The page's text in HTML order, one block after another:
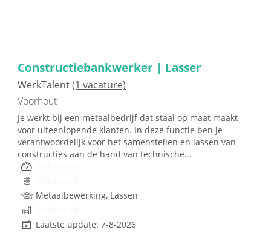
Constructiebankwerker | Lasser
WerkTalent(1 vacature)
Voorhout
Je werkt bij een metaalbedrijf dat staal op maat maakt
voor uiteenlopende klanten. In deze functie ben je
verantwoordelijk voor het samenstellen en lassen van
constructies aan de hand van technische...
Metaalbewerking, Lassen
Laatste update: 7-8-2026